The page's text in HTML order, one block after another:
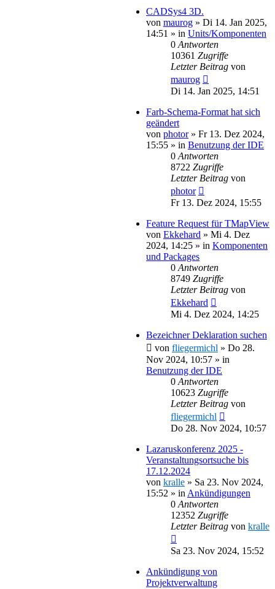
CADSys4 3D.
von maurog » Di 14. Jan 2025,
14:51 » in Units/Komponenten
0 Antworten
10361 Zugriffe
Letzter Beitrag von
maurog
Di 14. Jan 2025, 14:51
Farb-Schema-Format hat sich
geändert
von photor» Fr 13. Dez 2024,
15:55 » in Benutzung der IDE
0 Antworten
8722 Zugriffe
Letzter Beitrag von
photor
Fr 13. Dez 2024, 15:55
Feature Request für TMapView
von Ekkehard » Mi 4. Dez
2024, 14:25 » in Komponenten
und Packages
0 Antworten
8749 Zugriffe
Letzter Beitrag von
Ekkehard
Mi 4. Dez 2024, 14:25
Bezeichner Deklaration suchen
von fliegermichl » Do 28.
Nov 2024, 10:57 » in
Benutzung der IDE
0 Antworten
10623 Zugriffe
Letzter Beitrag von
fliegermichl
Do 28. Nov 2024, 10:57
Lazaruskonferenz 2025 -
Veranstaltungsortsuche bis
17.12.2024
von kralle » Sa 23. Nov 2024,
15:52 » in Ankündigungen
0 Antworten
12352 Zugriffe
Letzter Beitrag von kralle
Sa 23. Nov 2024, 15:52
Ankündigung von
Projektverwaltung